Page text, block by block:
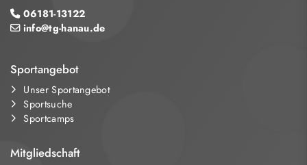
06181-13122
info@tg-hanau.de
Sportangebot
Unser Sportangebot
Sportsuche
Sportcamps
Mitgliedschaft